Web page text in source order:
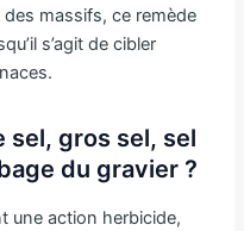
massifs, ce remède
s’agit de cibler
gros sel, sel
du gravier ?
une action herbicide,